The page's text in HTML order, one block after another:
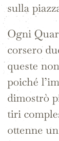
sulla
Ogni
corsero
queste
poiché
dimostrò
tiri
ottenne